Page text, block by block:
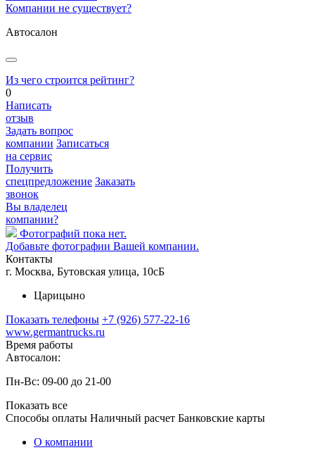
Компании не существует?
Автосалон
Из чего строится рейтинг?
0
Написать
отзыв
Задать вопрос
компании Записаться
на сервис
Получить
спецпредложение Заказать
звонок
Вы владелец
компании?
Фотографий пока нет.
Добавьте фотографии Вашей компании.
Контакты
г. Москва, Бутовская улица, 10сБ
Царицыно
Показать телефоны +7 (926) 577-22-16
www.germantrucks.ru
Время работы
Автосалон:
Пн-Вс: 09-00 до 21-00
Показать все
Способы оплаты Наличный расчет Банковские карты
О компании